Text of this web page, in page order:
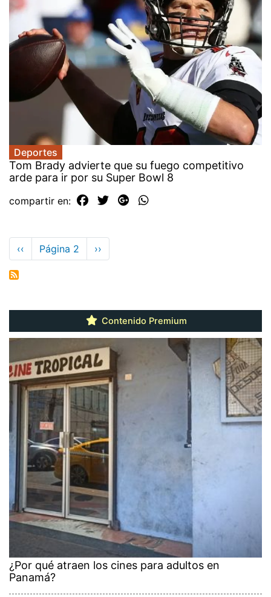
Deportes
Tom Brady advierte que su fuego competitivo
arde para ir por su Super Bowl 8
compartir en:
Paginación
Página
anterior
‹‹ Página 2
Siguiente
página
››
Contenido Premium
¿Por qué atraen los cines para adultos en
Panamá?